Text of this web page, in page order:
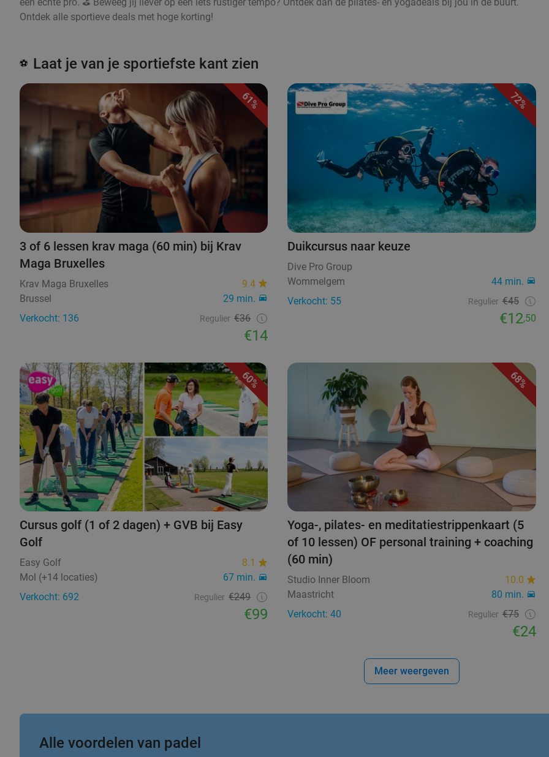
een echte pro. ⛳ Beweeg jij liever op een iets rustiger tempo? Ontdek dan de pilates- en yogadeals bij jou in de buurt.
Ontdek alle sportieve deals met hoge korting!
⚽ Laat je van je sportiefste kant zien
61%
3 of 6 lessen krav maga (60 min) bij Krav
Maga Bruxelles
Krav Maga Bruxelles
9.4
Brussel
29 min.
Verkocht: 136
Regulier €36
€14
72%
Duikcursus naar keuze
Dive Pro Group
Wommelgem
44 min.
Verkocht: 55
Regulier €45
€12,50
60%
Cursus golf (1 of 2 dagen) + GVB bij Easy
Golf
Easy Golf
8.1
Mol (+14 locaties)
67 min.
Verkocht: 692
Regulier €249
€99
68%
Yoga-, pilates- en meditatiestrippenkaart (5
of 10 lessen) OF personal training + coaching
(60 min)
Studio Inner Bloom
10.0
Maastricht
80 min.
Verkocht: 40
Regulier €75
€24
Meer weergeven
Alle voordelen van padel